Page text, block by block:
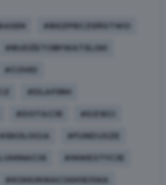
#BEZPIECZEŃSTWO
#BUDŻETOBYWATELSKI
#COVID
#DLAFIRM
#DOTACJE #DZIECI
#EKOLOGIA #FUNDUSZE
#INWESTYCJE
#KOMUNIKACJAMIEJSKA